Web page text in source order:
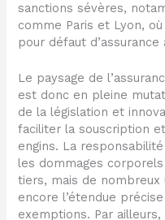
sanctions sévères,
comme Paris et Lyon,
pour défaut
Le paysage de
est donc en pleine
de la législation et
faciliter la souscription
engins. La
les dommages
tiers, mais de
encore l’étendue
exemptions. Par